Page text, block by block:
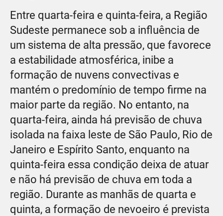
Entre quarta-feira e quinta-feira, a Região
Sudeste permanece sob a influência de
um sistema de alta pressão, que favorece
a estabilidade atmosférica, inibe a
formação de nuvens convectivas e
mantém o predomínio de tempo firme na
maior parte da região. No entanto, na
quarta-feira, ainda há previsão de chuva
isolada na faixa leste de São Paulo, Rio de
Janeiro e Espírito Santo, enquanto na
quinta-feira essa condição deixa de atuar
e não há previsão de chuva em toda a
região. Durante as manhãs de quarta e
quinta, a formação de nevoeiro é prevista